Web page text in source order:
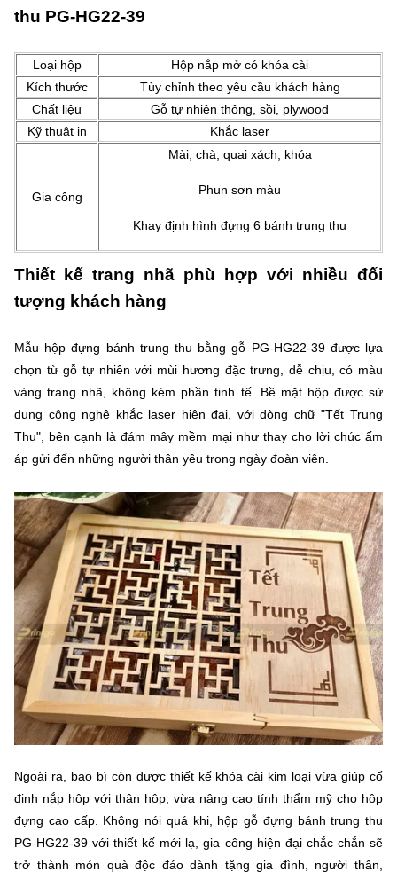
thu PG-HG22-39
Loại hộp
Hộp nắp mở có khóa cài
Kích thước
Tùy chỉnh theo yêu cầu khách hàng
Chất liệu
Gỗ tự nhiên thông, sồi, plywood
Kỹ thuật in
Khắc laser
Gia công
Mài, chà, quai xách, khóa
Phun sơn màu
Khay định hình đựng 6 bánh trung thu
Thiết kế trang nhã phù hợp với nhiều đối
tượng khách hàng
Mẫu hộp đựng bánh trung thu bằng gỗ PG-HG22-39 được lựa
chọn từ gỗ tự nhiên với mùi hương đặc trưng, dễ chịu, có màu
vàng trang nhã, không kém phần tinh tế. Bề mặt hộp được sử
dụng công nghệ khắc laser hiện đại, với dòng chữ "Tết Trung
Thu", bên cạnh là đám mây mềm mại như thay cho lời chúc ấm
áp gửi đến những người thân yêu trong ngày đoàn viên.
Ngoài ra, bao bì còn được thiết kế khóa cài kim loại vừa giúp cố
định nắp hộp với thân hộp, vừa nâng cao tính thẩm mỹ cho hộp
đựng cao cấp. Không nói quá khi, hộp gỗ đựng bánh trung thu
PG-HG22-39 với thiết kế mới lạ, gia công hiện đại chắc chắn sẽ
trở thành món quà độc đáo dành tặng gia đình, người thân,